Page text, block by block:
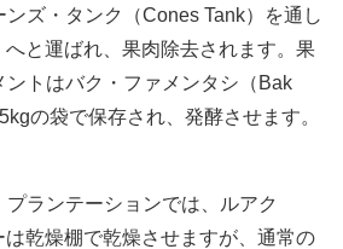
ズ・タンク（Cones Tank）を通し
と運ばれ、果肉除去されます。果
ントはバク・ファメンタシ（Bak
の袋で保存され、発酵させます。
ランテーションでは、ルアク
は乾燥棚で乾燥させますが、通常の